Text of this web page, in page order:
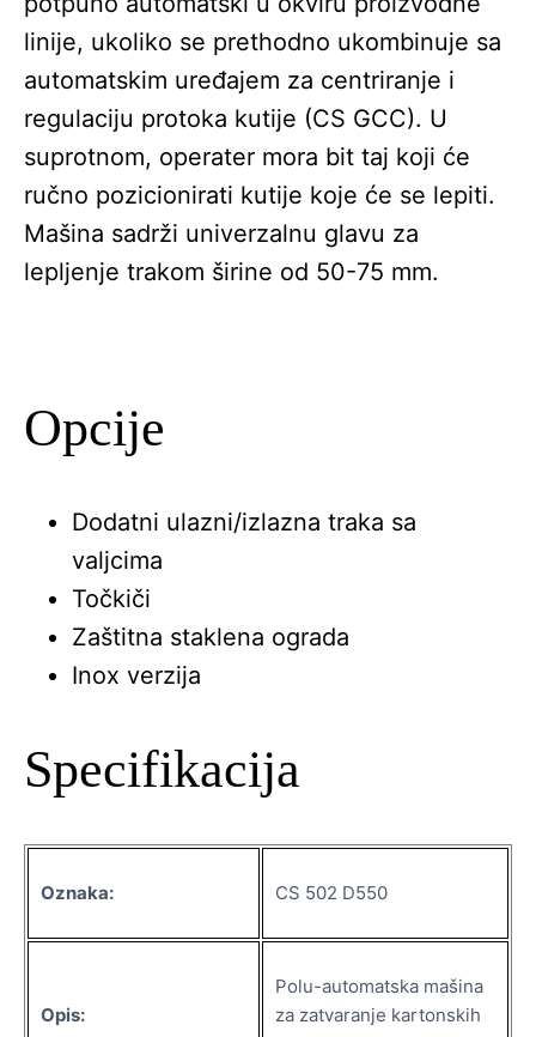
linije, ukoliko se prethodno ukombinuje sa
automatskim uređajem za centriranje i
regulaciju protoka kutije (CS GCC). U
suprotnom, operater mora bit taj koji će
ručno pozicionirati kutije koje će se lepiti.
Mašina sadrži univerzalnu glavu za
lepljenje trakom širine od 50-75 mm.
Opcije
Dodatni ulazni/izlazna traka sa
valjcima
Točkiči
Zaštitna staklena ograda
Inox verzija
Specifikacija
Oznaka: CS 502 D550
Opis:
Polu-automatska mašina
za zatvaranje kartonskih